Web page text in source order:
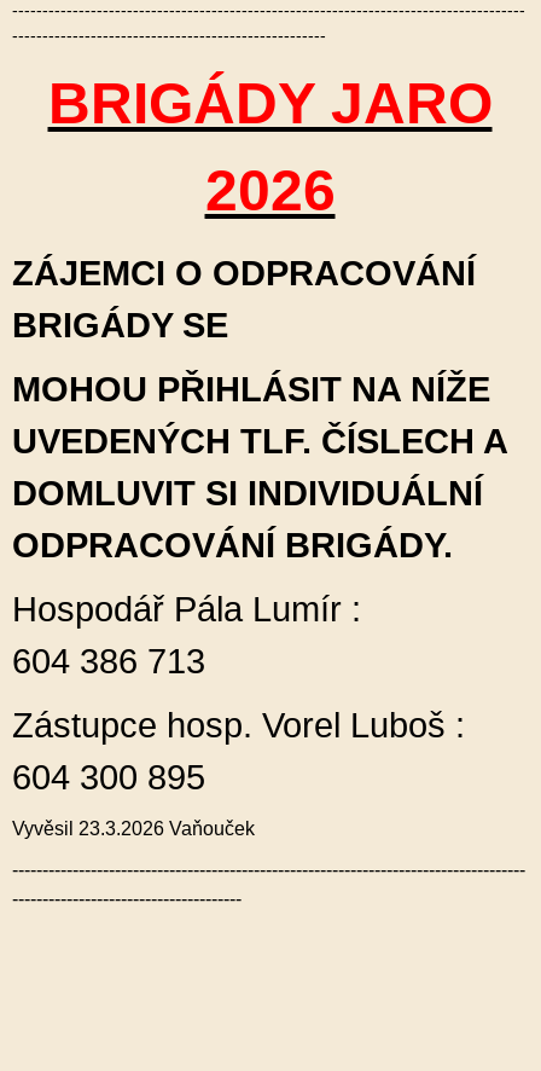
-------------------------------------------------------------------------------------
----------------------------------------------------
BRIGÁDY JARO
2026
ZÁJEMCI O ODPRACOVÁNÍ
BRIGÁDY SE
MOHOU PŘIHLÁSIT NA NÍŽE
UVEDENÝCH TLF. ČÍSLECH A
DOMLUVIT SI INDIVIDUÁLNÍ
ODPRACOVÁNÍ BRIGÁDY.
Hospodář Pála Lumír :
604 386 713
Zástupce hosp. Vorel Luboš :
604 300 895
Vyvěsil 23.3.2026 Vaňouček
-------------------------------------------------------------------------------------
--------------------------------------